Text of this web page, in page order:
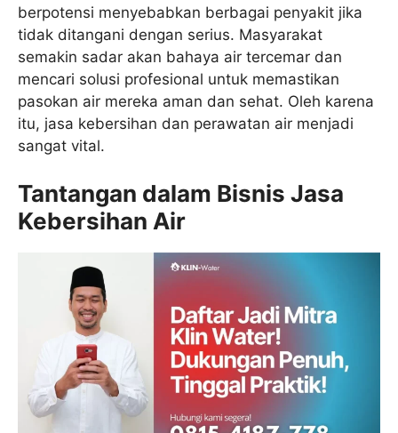
berpotensi menyebabkan berbagai penyakit jika
tidak ditangani dengan serius. Masyarakat
semakin sadar akan bahaya air tercemar dan
mencari solusi profesional untuk memastikan
pasokan air mereka aman dan sehat. Oleh karena
itu, jasa kebersihan dan perawatan air menjadi
sangat vital.
Tantangan dalam Bisnis Jasa
Kebersihan Air